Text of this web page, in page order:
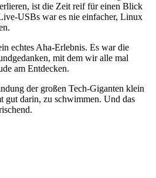
ist die Zeit reif für einen Blick
USBs war es nie einfacher, Linux
echtes Aha-Erlebnis. Es war die
mit dem wir alle mal
am Entdecken.
der großen Tech-Giganten klein
gut darin, zu schwimmen. Und das